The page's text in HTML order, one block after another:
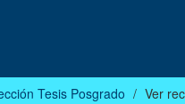
Tesis Posgrado Ver